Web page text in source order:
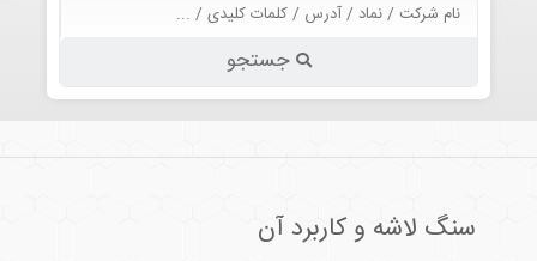
جستجو
سنگ لاشه و کاربرد آن